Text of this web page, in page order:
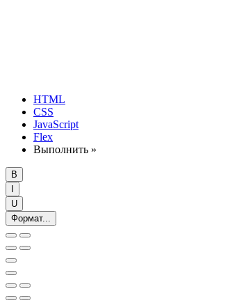
HTML
CSS
JavaScript
Flex
Выполнить »
B
U
Формат...